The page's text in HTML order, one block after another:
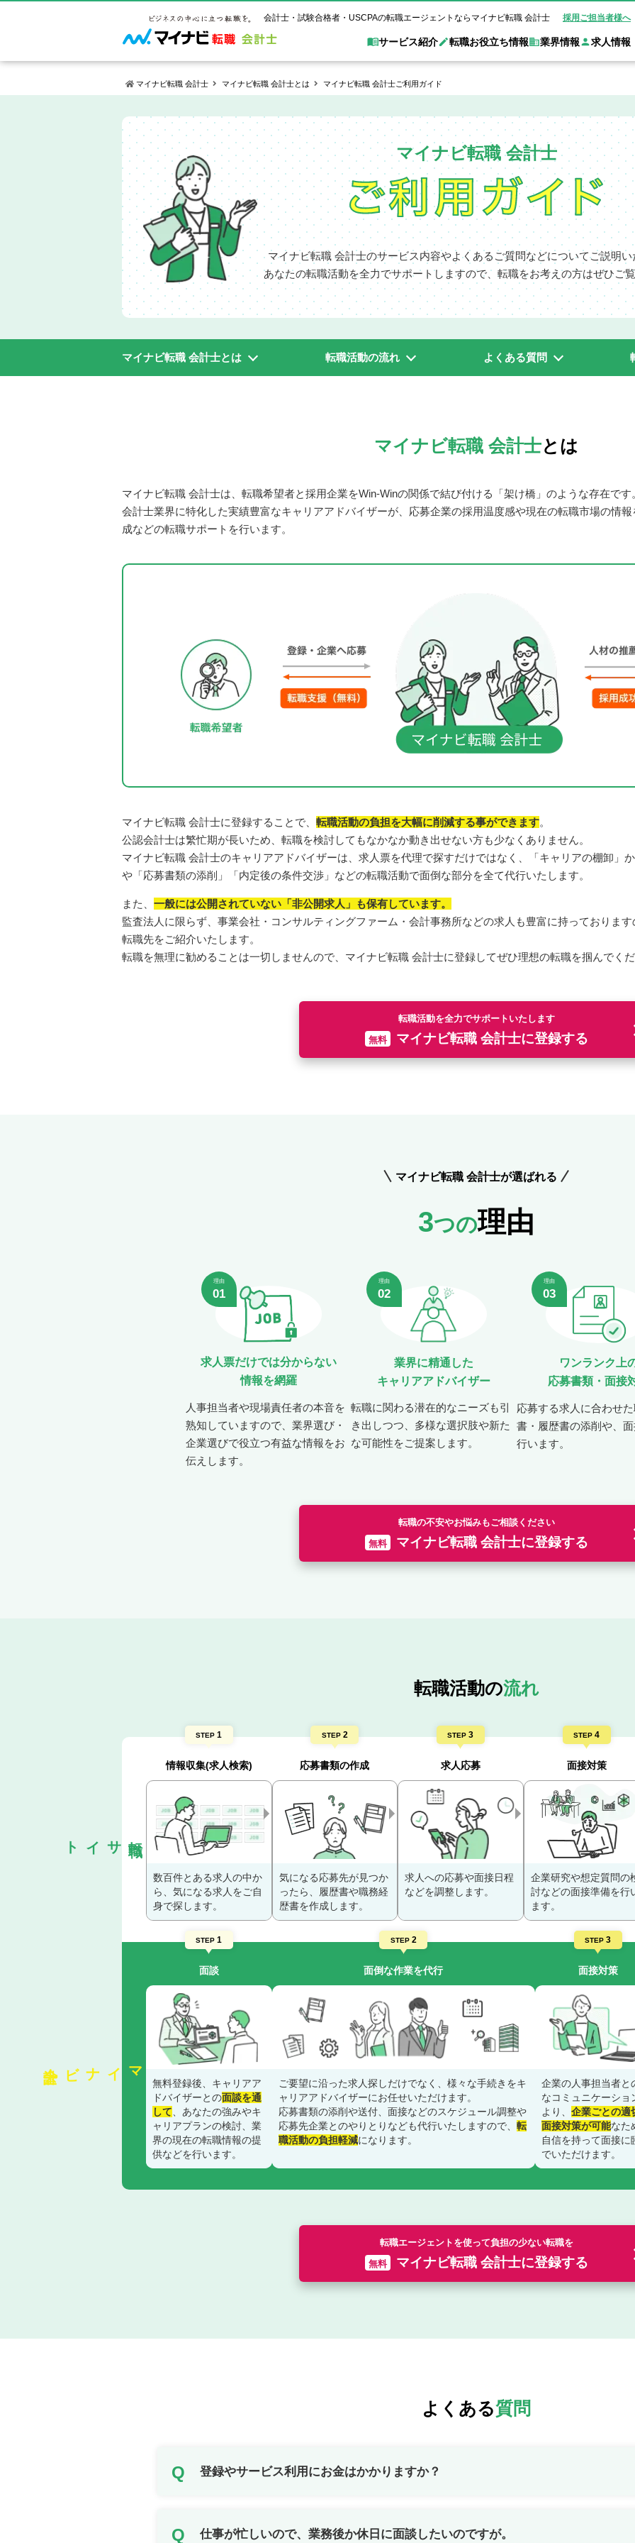
会計士・試験合格者・USCPAの転職エージェントならマイナビ転職 会計士 採用ご担当者様へ
サービス紹介
サービス紹介
マイナビ転職 会計士とは？
ご利用ガイド
よくあるご質問
ご利用の流れ
Web面談サービス
個別転職相談会・セミナー
キャリアアドバイザーのご紹介
転職成功事例
非公
アク
転職お役立ち情報
転職お役立ち情報
ご状況別転職ガイド
年齢別転職ポイント
はじめての転職の方へ
2回目以降の転職の方へ
女性会計士の転職
USCPAの転職
未経験分野への転職
転職活動お役
転職お役立ち情報
会計士・試験合
WEB面接完全ガ
業界情報
業界情報
会計士試験情報
受験資格・申し込み手順
試験科目一覧
試験合格後の流れ
業界トピックス
業界情報の記事一覧
会計士が活躍できる転職先
監査法人
求人情報
求人情報
保有資格別求人情報
公認会計士
公認会計士試験合格
USCPA（米国公認会計士）
業界別求人情報
監査法人
会計事務所・税理士法人
コンサルティングファー
金融機関
事業会社
マイナビ転職 会計士 マイナビ転職 会計士とは マイナビ転職 会計士ご利用ガイド
マイナビ転職 会計士
マイナビ転職 会計士のサービス内容やよくあるご質問などについてご説明い
あなたの転職活動を全力でサポートしますので、転職をお考えの方はぜひご
マイナビ転職 会計士とは 転職活動の流れ よくある質問
マイナビ転職 会計士とは
マイナビ転職 会計士は、転職希望者と採用企業をWin-Winの関係で結び付ける「架け橋」のような存在です
会計士業界に特化した実績豊富なキャリアアドバイザーが、応募企業の採用温度感や現在の転職市場の情
成などの転職サポートを行います。
マイナビ転職 会計士に登録することで、 転職活動の負担を大幅に削減する事ができます。
公認会計士は繁忙期が長いため、転職を検討してもなかなか動き出せない方も少なくありません。
マイナビ転職 会計士のキャリアアドバイザーは、求人票を代理で探すだけではなく、「キャリアの棚卸」
や「応募書類の添削」「内定後の条件交渉」などの転職活動で面倒な部分を全て代行いたします。
また、 一般には公開されていない「非公開求人」も保有しています。
監査法人に限らず、事業会社・コンサルティングファーム・会計事務所などの求人も豊富に持っておりま
転職先をご紹介いたします。
転職を無理に勧めることは一切しませんので、マイナビ転職 会計士に登録してぜひ理想の転職を掴んでく
転職活動を全力でサポートいたします
無料
マイナビ転職 会計士に登録する
マイナビ転職 会計士が選ばれる
3つの理由
理由
01
求人票だけでは分からない
情報を網羅
人事担当者や現場責任者の本音を
熟知していますので、業界選び・
企業選びで役立つ有益な情報をお
伝えします。
理由
02
業界に精通した
キャリアアドバイザー
転職に関わる潜在的なニーズも引
き出しつつ、多様な選択肢や新た
な可能性をご提案します。
理由
03
ワンランク上
応募書類・面接
応募する求人に合わせ
書・履歴書の添削や、
行います。
転職の不安やお悩みもご相談ください
無料
マイナビ転職 会計士に登録する
転職活動の流れ
転職サイト
STEP1
情報収集(求人検索)
数百件とある求人の中か
ら、気になる求人をご自
身で探します。
STEP 2
応募書類の作成
気になる応募先が見つか
ったら、履歴書や職務経
歴書を作成します。
STEP3
求人応募
求人への応募や面接日程
などを調整します。
STEP4
面接対策
企業研究や想定質問の
討などの面接準備を行
ます。
マイナビ
STEP1
面談
無料登録後、キャリアア
ドバイザーとの面談を通
して 、あなたの強みやキ
ャリアプランの検討、業
界の現在の転職情報の提
供などを行います。
STEP 2
面倒な作業を代行
ご要望に沿った求人探しだけでなく、様々な手続きをキ
ャリアアドバイザーにお任せいただけます。
応募書類の添削や送付、面接などのスケジュール調整や
応募先企業とのやりとりなども代行いたしますので、 転
職活動の負担軽減になります。
STEP3
面接対策
企業の人事担当者と
なコミュニケーショ
より、 企業ごとの適
面接対策が可能なた
自信を持って面接に
でいただけます。
転職エージェントを使って負担の少ない転職を
無料
マイナビ転職 会計士に登録する
よくある質問
登録やサービス利用にお金はかかりますか？
仕事が忙しいので、業務後か休日に面談したいのですが。